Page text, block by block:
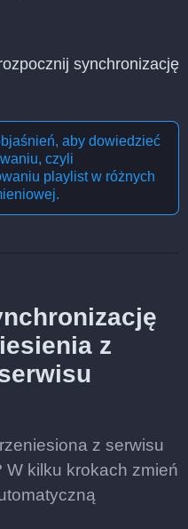
synchronizację
aby dowiedzieć
czyli
playlist w różnych
.
z
z serwisu
W kilku krokach zmień